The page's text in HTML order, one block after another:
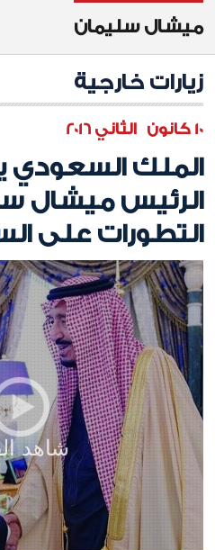
ميشال سليمان
زيارات خارجية
10 كانون الثاني 2016
الملك
الرئيس ميشال
التطورات على